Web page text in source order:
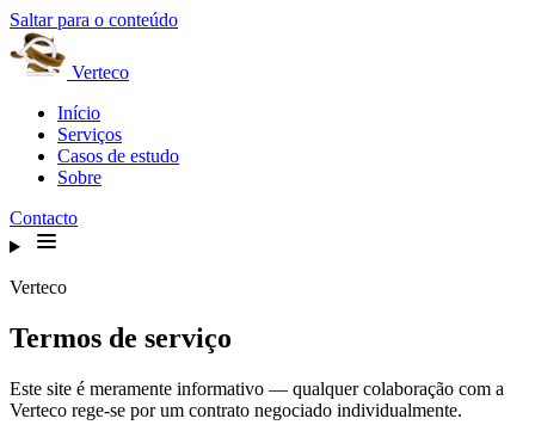
Saltar para o conteúdo
Verteco
Início
Serviços
Casos de estudo
Sobre
Contacto
Verteco
Termos de serviço
Este site é meramente informativo — qualquer colaboração com a
Verteco rege-se por um contrato negociado individualmente.